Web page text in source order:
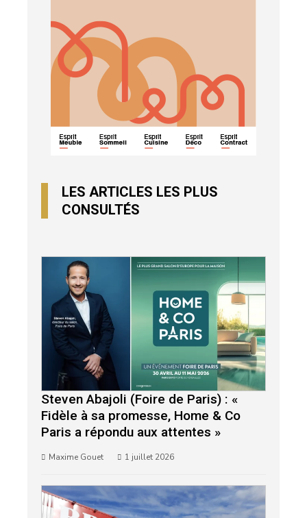
LES ARTICLES LES PLUS
CONSULTÉS
Steven Abajoli (Foire de Paris) : «
Fidèle à sa promesse, Home & Co
Paris a répondu aux attentes »
Maxime Gouet 1 juillet 2026